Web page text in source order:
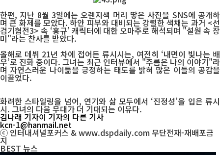
한편, 지난 8월 3일에는 오렌지색 머리 땋은 사진을 SNS에 공개하
며 큰 화제를 모았다. 하얀 피부와 대비되는 강렬한 색채는 과거 <선
검기협전3> 속 ‘홍규’ 캐릭터에 대한 오마주로 해석되며 "설원 속 장
미"라는 찬사를 받았다.
올해로 데뷔 21년 차에 접어든 류시시는, 여전히 ‘내면이 빛나는 배
우’로 진화 중이다. 그녀는 최근 인터뷰에서 "주름은 나의 이야기"라
며 자연스러운 나이듦을 긍정하는 태도를 밝혀 많은 이들의 공감을
이끌었다.
화려한 스타일링을 넘어, 연기와 삶 모두에서 ‘진정성’을 입은 류시
시. 그녀의 다음 무대가 더 기대되는 이유다.
김나래 기자이 기자의 다른 기사
kcn-1@hanmail.net
ⓒ 인터내셔널포커스 & www.dspdaily.com 무단전재-재배포금
지
BEST 뉴스